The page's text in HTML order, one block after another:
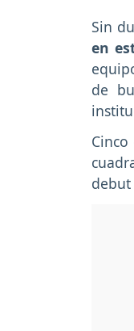
Sin
en
de
debut